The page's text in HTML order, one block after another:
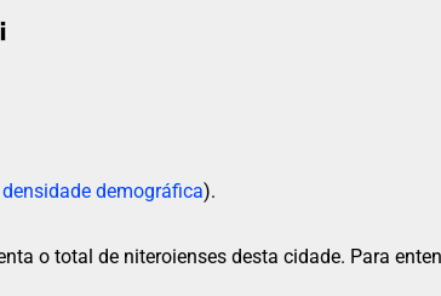
densidade demográfica).
o total de niteroienses desta cidade. Para